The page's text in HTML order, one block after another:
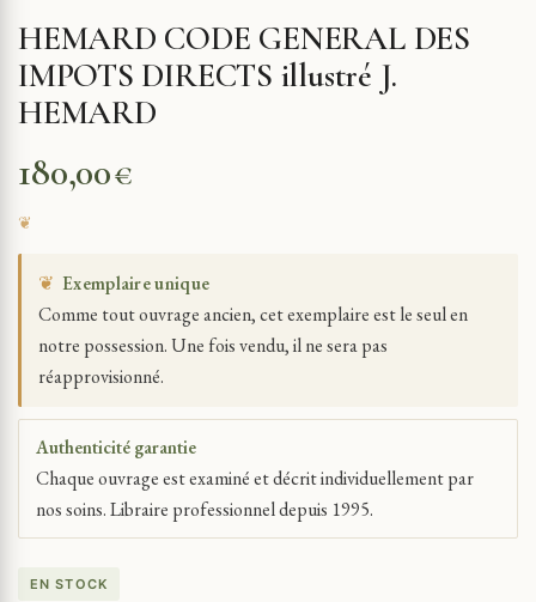
HEMARD CODE GENERAL DES
IMPOTS DIRECTS illustré J.
HEMARD
180,00€
❦ Exemplaire unique
Comme tout ouvrage ancien, cet exemplaire est le seul en
notre possession. Une fois vendu, il ne sera pas
réapprovisionné.
Authenticité garantie
Chaque ouvrage est examiné et décrit individuellement par
nos soins. Libraire professionnel depuis 1995.
EN STOCK